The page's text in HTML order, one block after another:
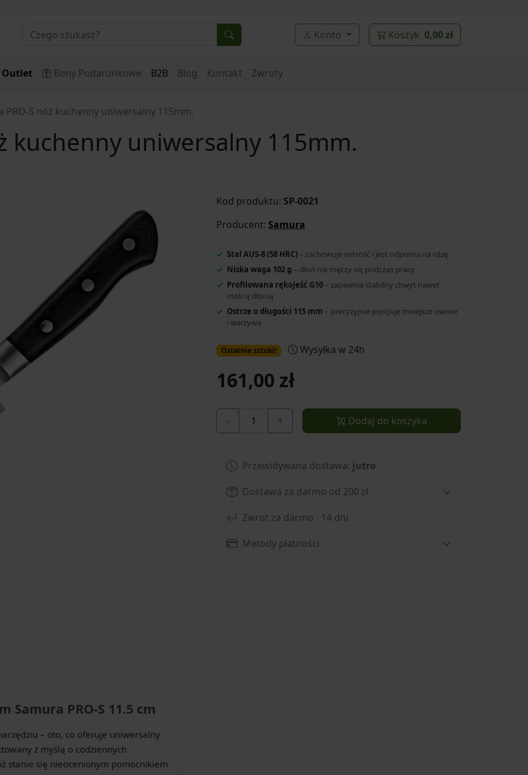
Konto Koszyk 0,00 zł
Outlet Bony Podarunkowe B2B Blog Kontakt Zwroty
PRO-S nóż kuchenny uniwersalny 115mm.
kuchenny uniwersalny 115mm.
Samura PRO-S 11.5 cm
– oto, co oferuje uniwersalny
z myślą o codziennych
stanie się nieocenionym pomocnikiem
Kod produktu: SP-0021
Producent: Samura
Stal AUS-8 (58 HRC) – zachowuje ostrość i jest odporna na rdzę
Niska waga 102 g – dłoń nie męczy się podczas pracy
Profilowana rękojeść G10 – zapewnia stabilny chwyt nawet
mokrą dłonią
Ostrze o długości 115 mm – precyzyjnie porcjuje mniejsze owoce
i warzywa
Ostatnie sztuki! Wysyłka w 24h
161,00 zł
- + Dodaj do koszyka
Przewidywana dostawa: jutro
Dostawa za darmo od 200 zł
Zwrot za darmo - 14 dni
Metody płatności